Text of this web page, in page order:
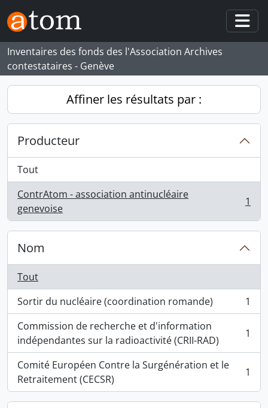
Skip to main content
Inventaires des fonds des l'Association Archives
contestataires - Genève
Affiner les résultats par :
Producteur
Tout
ContrAtom - association antinucléaire
genevoise
, 1 résultats 1
Nom
Tout
Sortir du nucléaire (coordination romande)
, 1 résultats
1
Commission de recherche et d'information
indépendantes sur la radioactivité (CRII-RAD)
, 1 résultats 1
Comité Européen Contre la Surgénération et le
Retraitement (CECSR)
, 1 résultats 1